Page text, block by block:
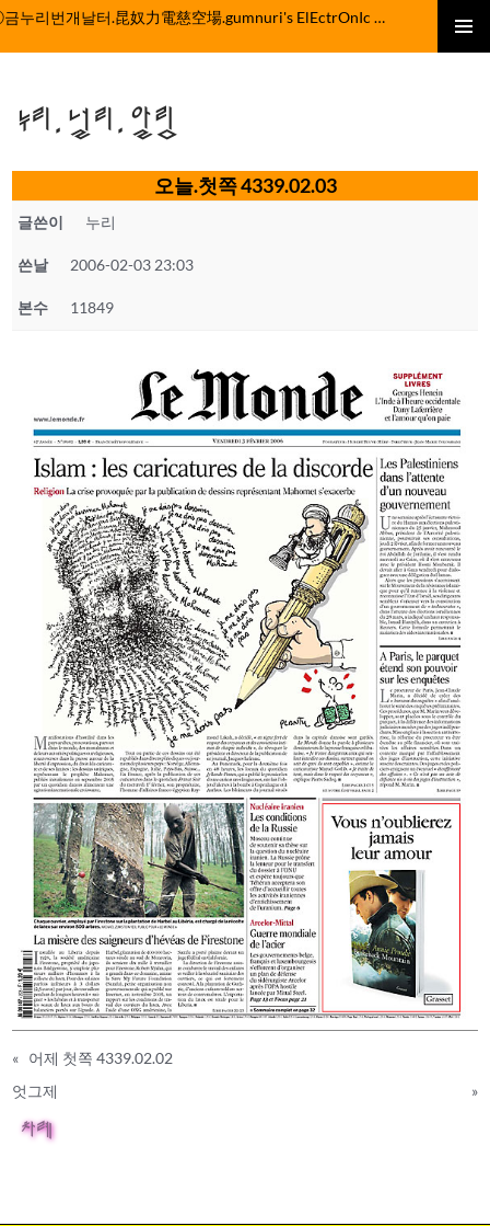
컨
뛰
기
ⓒ금누리번개날터.昆奴力電慈空場.gumnuri's ElEctrOnIc fActOrY
누리.널리.알림
오늘.첫쪽 4339.02.03
글쓴이 누리
쓴날 2006-02-03 23:03
본수 11849
« 어제 첫쪽 4339.02.02
엇그제
»
차례